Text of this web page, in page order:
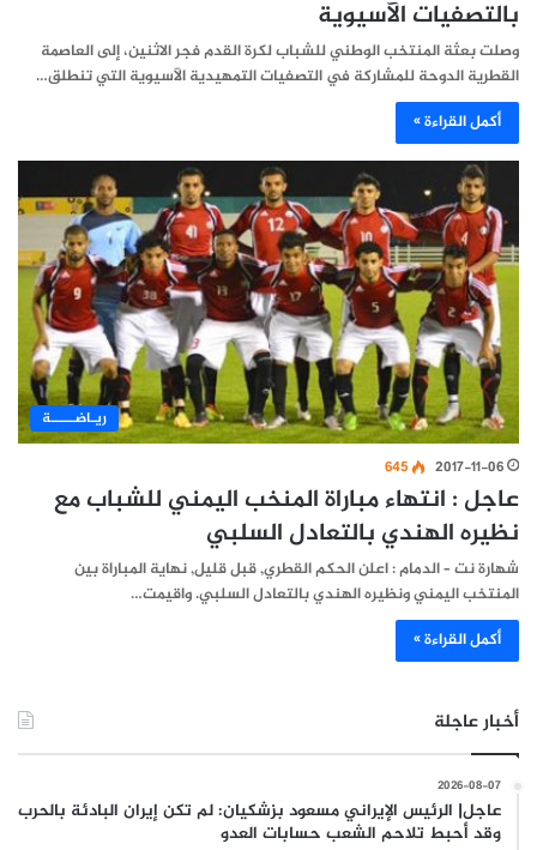
بالتصفيات الآسيوية
وصلت بعثة المنتخب الوطني للشباب لكرة القدم فجر الاثنين، إلى العاصمة
القطرية الدوحة للمشاركة في التصفيات التمهيدية الآسيوية التي تنطلق…
أكمل القراءة »
ريـاضـــــة
2017-11-06
645
عاجل : انتهاء مباراة المنخب اليمني للشباب مع
نظيره الهندي بالتعادل السلبي
شهارة نت – الدمام : اعلن الحكم القطري, قبل قليل, نهاية المباراة بين
المنتخب اليمني ونظيره الهندي بالتعادل السلبي. واقيمت…
أكمل القراءة »
أخبار عاجلة
2026-08-07
عاجل| الرئيس الإيراني مسعود بزشكيان: لم تكن إيران البادئة بالحرب
وقد أحبط تلاحم الشعب حسابات العدو